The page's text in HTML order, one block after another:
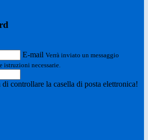
E-mail Verrà inviato un messaggio
necessarie.
controllare la casella di posta elettronica!